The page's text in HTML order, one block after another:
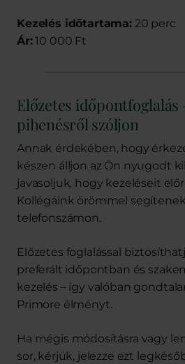
Kezelés időtartama: 20 perc
Ár: 10 000 Ft
Előzetes időpontfoglalás
pihenésről szóljon
Annak érdekében, hogy
készen álljon az Ön nyugodt
javasoljuk, hogy kezeléseit
Kollégáink örömmel segítenek
telefonszámon.
Előzetes foglalással
preferált időpontban és
kezelés – így valóban
Primore élményt.
Ha mégis módosításra vagy
sor, kérjük, jelezze ezt